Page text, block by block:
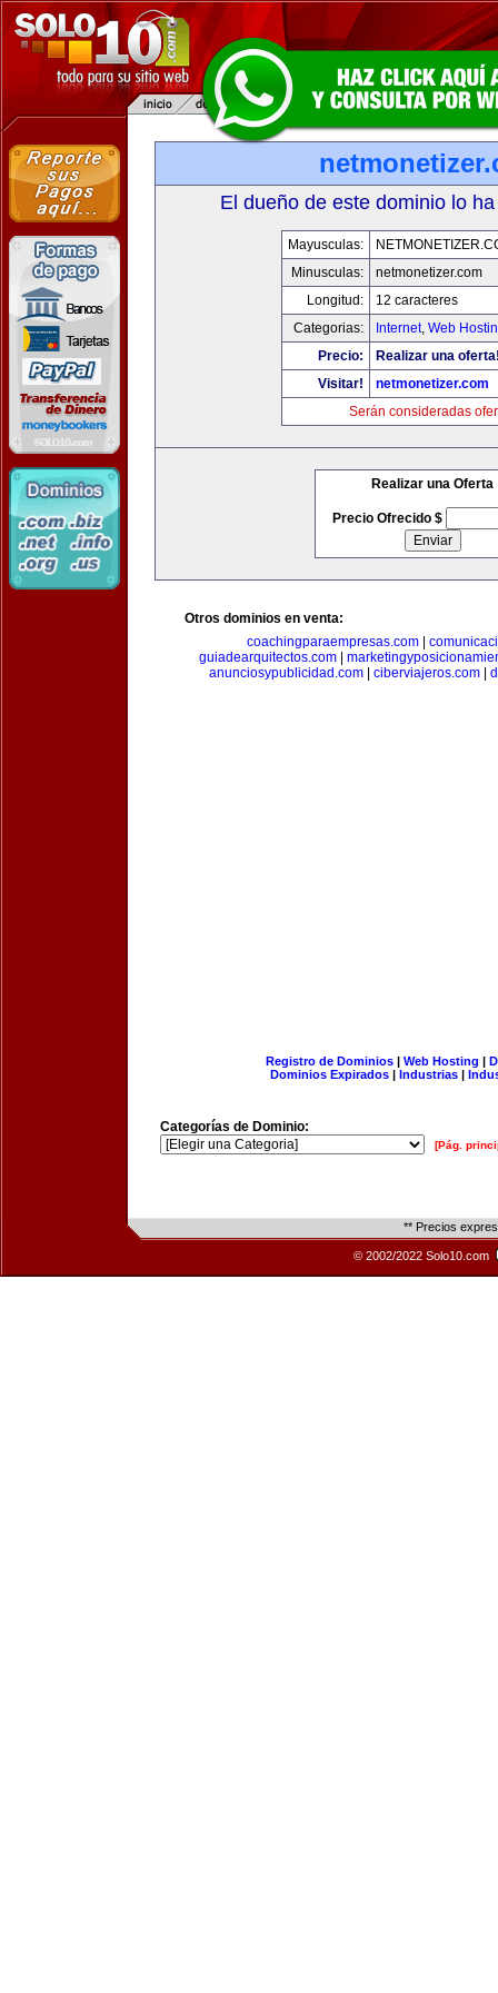
El dueño de este dominio lo
Mayusculas:
Minusculas:
netmonetizer.com
Longitud:
12 caracteres
Categorias:
Internet, Web
Precio:
Realizar una
Visitar!
netmonetizer.com
Serán consideradas
Realizar una Oferta
Precio Ofrecido $
Otros dominios en venta:
coachingparaempresas.com|
guiadearquitectos.com
anunciosypublicidad.com| ciberviajeros.com|
Registro de Dominios| Web Hosting |
Dominios Expirados | Industrias |
Categorías de Dominio:
[Pág.
** Precios
© 2002/2022 Solo10.com